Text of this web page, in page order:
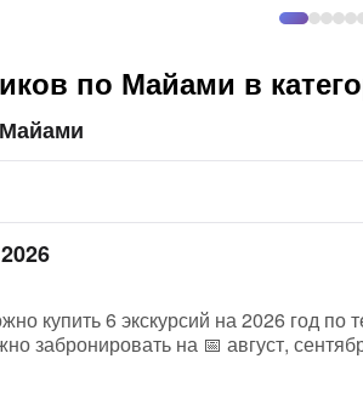
по Майами в
6 экскурсий на 2026 год по
забронировать на 📅 август,